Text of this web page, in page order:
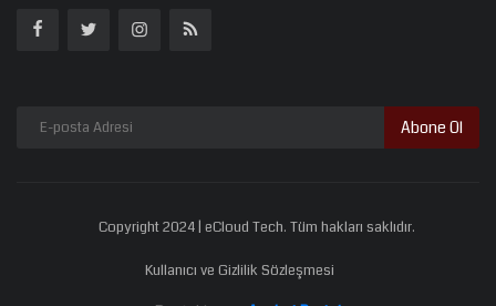
Abone Ol
Copyright 2024 | eCloud Tech. Tüm hakları saklıdır.
Kullanıcı ve Gizlilik Sözleşmesi